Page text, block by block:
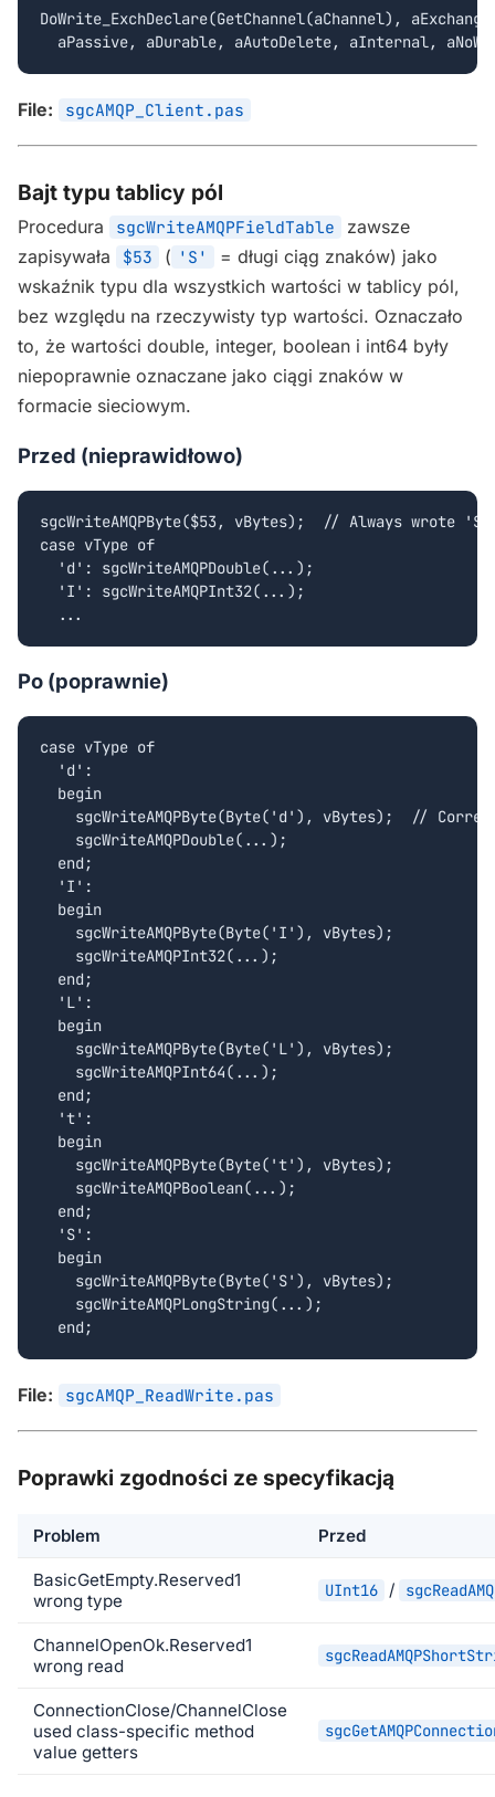
DoWrite_ExchDeclare(GetChannel(aChannel),
aPassive, aDurable, aAutoDelete, aInternal,
File: sgcAMQP_Client.pas
Bajt typu tablicy pól
Procedura sgcWriteAMQPFieldTable
zawsze
zapisywała
$53 ( 'S'
= długi ciąg znaków) jako
wskaźnik typu dla wszystkich wartości w tablicy pól,
bez względu na rzeczywisty typ wartości. Oznaczało
to, że wartości double, integer, boolean i int64 były
niepoprawnie oznaczane jako ciągi znaków w
formacie sieciowym.
Przed (nieprawidłowo)
sgcWriteAMQPByte($53, vBytes);  // Always wrote
case vType of
  'd': sgcWriteAMQPDouble(...);
  'I': sgcWriteAMQPInt32(...);
  ...
Po (poprawnie)
case vType of
  'd':
  begin
sgcWriteAMQPByte(Byte('d'), vBytes);  //
    sgcWriteAMQPDouble(...);
  end;
  'I':
  begin
    sgcWriteAMQPByte(Byte('I'), vBytes);
    sgcWriteAMQPInt32(...);
  end;
  'L':
  begin
    sgcWriteAMQPByte(Byte('L'), vBytes);
    sgcWriteAMQPInt64(...);
  end;
  't':
  begin
    sgcWriteAMQPByte(Byte('t'), vBytes);
    sgcWriteAMQPBoolean(...);
  end;
  'S':
  begin
    sgcWriteAMQPByte(Byte('S'), vBytes);
    sgcWriteAMQPLongString(...);
  end;
File: sgcAMQP_ReadWrite.pas
Poprawki zgodności ze specyfikacją
Problem Przed
BasicGetEmpty.Reserved1
wrong type
UInt16 /
ChannelOpenOk.Reserved1
wrong read
ConnectionClose/ChannelClose
used class-specific method
value getters